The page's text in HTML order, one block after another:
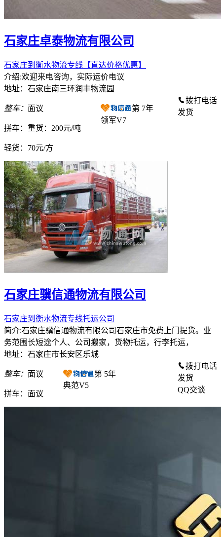
石家庄卓泰物流有限公司
石家庄到衡水物流专线【直达价格优惠】
介绍:欢迎来电咨询，实际运价电议
地址：石家庄南三环润丰物流园
整车： 面议
拼车： 重货：200元/吨
轻货： 70元/方
第 7年
领军V7
拨打电话
发货
石家庄骥信通物流有限公司
石家庄到衡水物流专线托运公司
简介:石家庄骥信通物流有限公司石家庄市免费上门提货。业
务范围长短途个人、公司搬家，货物托运，行李托运，
地址：石家庄市长安区乐城
整车： 面议
拼车： 面议
第 5年
典范V5
拨打电话
发货
QQ交谈